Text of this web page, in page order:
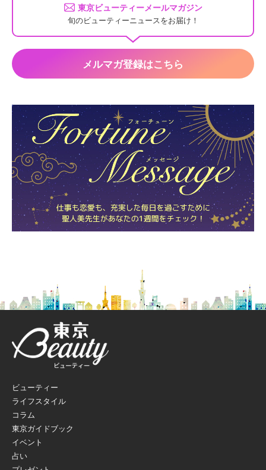
東京ビューティーメールマガジン
旬のビューティーニュースをお届け！
メルマガ登録はこちら
ビューティー
ライフスタイル
コラム
東京ガイドブック
イベント
占い